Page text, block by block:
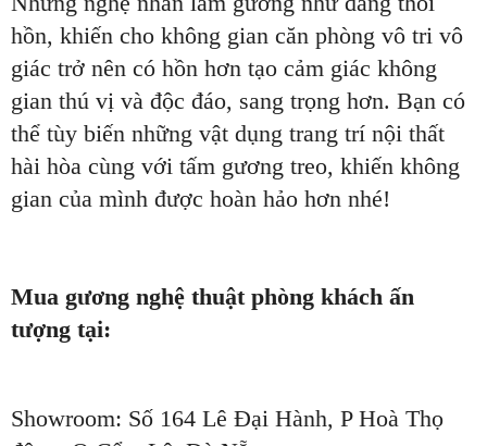
hồn, khiến cho không gian căn phòng vô tri vô
giác trở nên có hồn hơn tạo cảm giác không
gian thú vị và độc đáo, sang trọng hơn. Bạn có
thể tùy biến những vật dụng trang trí nội thất
hài hòa cùng với tấm gương treo, khiến không
gian của mình được hoàn hảo hơn nhé!
Mua gương nghệ thuật phòng khách ấn
tượng tại:
Showroom: Số 164 Lê Đại Hành, P Hoà Thọ